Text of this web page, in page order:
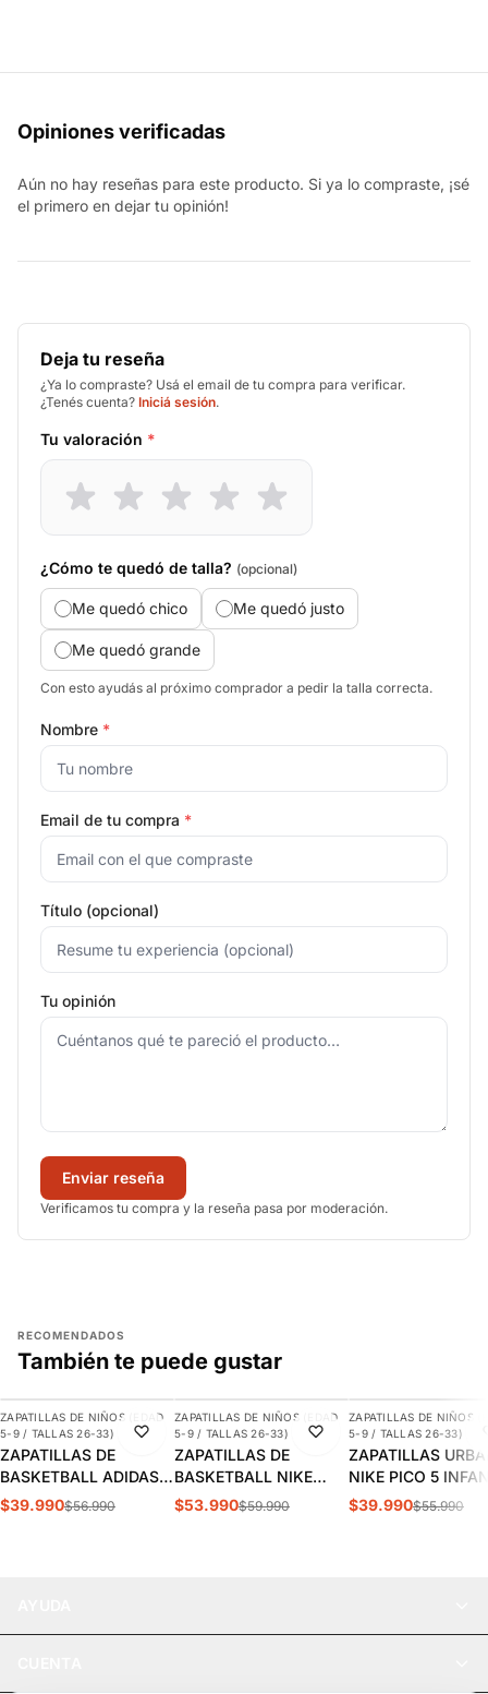
Opiniones verificadas
Aún no hay reseñas para este producto. Si ya lo compraste, ¡sé
el primero en dejar tu opinión!
Deja tu reseña
¿Ya lo compraste? Usá el email de tu compra para verificar.
¿Tenés cuenta? Iniciá sesión.
Tu valoración *
¿Cómo te quedó de talla? (opcional)
Me quedó chico Me quedó justo
Me quedó grande
Con esto ayudás al próximo comprador a pedir la talla correcta.
Nombre *
Email de tu compra *
Título (opcional)
Tu opinión
Enviar reseña
Verificamos tu compra y la reseña pasa por moderación.
RECOMENDADOS
También te puede gustar
-30%
AGREGAR
ZAPATILLAS DE NIÑOS (EDAD
5-9 / TALLAS 26-33)
ZAPATILLAS DE
BASKETBALL ADIDAS
CROSS EM UP 5K
$39.990$56.990
-10%
AGREGAR
ZAPATILLAS DE NIÑOS (EDAD
5-9 / TALLAS 26-33)
ZAPATILLAS DE
BASKETBALL NIKE
TEAM HUSTLE D 12 PS
$53.990$59.990
-29%
ZAPATILLAS DE NIÑOS
5-9 / TALLAS 26-33)
ZAPATILLAS
NIKE PICO 5
AR4161-100
$39.990$55.990